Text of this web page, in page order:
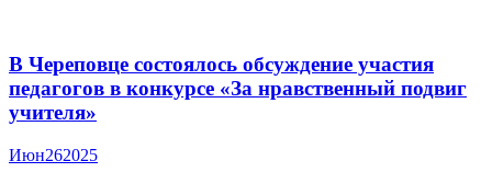
В Череповце состоялось обсуждение участия
педагогов в конкурсе «За нравственный подвиг
учителя»
Июн262025